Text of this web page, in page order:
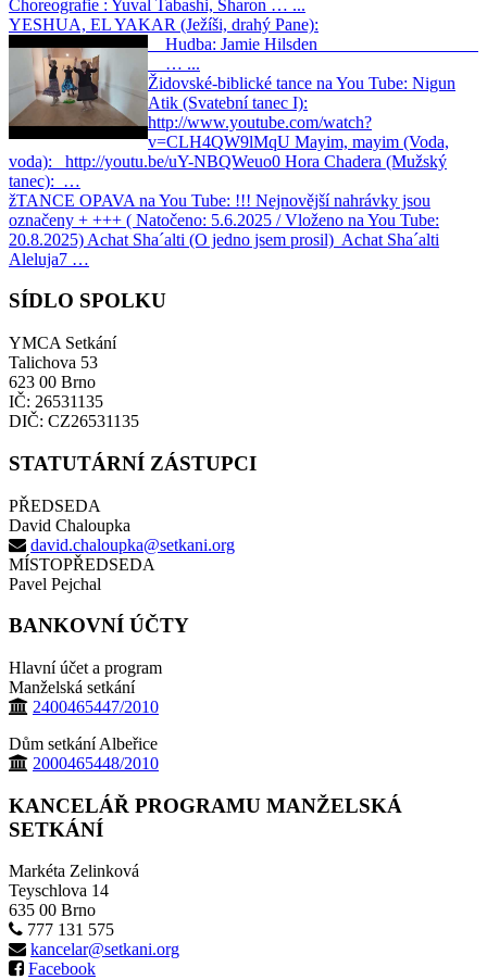
Choreografie : Yuval Tabashi, Sharon … ...
YESHUA, EL YAKAR (Ježíši, drahý Pane):
Hudba: Jamie Hilsden
… ...
Židovské-biblické tance na You Tube: Nigun
Atik (Svatební tanec I):
http://www.youtube.com/watch?
v=CLH4QW9lMqU Mayim, mayim (Voda,
voda): http://youtu.be/uY-NBQWeuo0 Hora Chadera (Mužský
tanec): …
žTANCE OPAVA na You Tube: !!! Nejnovější nahrávky jsou
označeny + +++ ( Natočeno: 5.6.2025 / Vloženo na You Tube:
20.8.2025) Achat Sha´alti (O jedno jsem prosil) Achat Sha´alti
Aleluja7 …
SÍDLO SPOLKU
YMCA Setkání
Talichova 53
623 00 Brno
IČ: 26531135
DIČ: CZ26531135
STATUTÁRNÍ ZÁSTUPCI
PŘEDSEDA
David Chaloupka
david.chaloupka@setkani.org
MÍSTOPŘEDSEDA
Pavel Pejchal
BANKOVNÍ ÚČTY
Hlavní účet a program
Manželská setkání
2400465447/2010
Dům setkání Albeřice
2000465448/2010
KANCELÁŘ PROGRAMU MANŽELSKÁ
SETKÁNÍ
Markéta Zelinková
Teyschlova 14
635 00 Brno
777 131 575
kancelar@setkani.org
Facebook